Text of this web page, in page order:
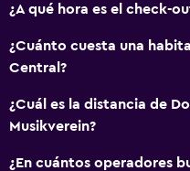
Lámpara de lectura
Sistema de
Sala de estar/TV
¿A qué hora es el check-
¿Cuánto cuesta una
Central?
¿Cuál es la distancia de
Musikverein?
¿En cuántos operadores